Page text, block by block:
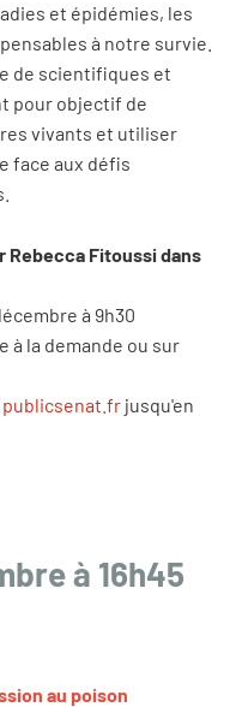
et épidémies, les
à notre survie.
de scientifiques et
pour objectif de
vivants et utiliser
face aux défis
Rebecca Fitoussi dans
à 9h30
à la demande ou sur
publicsenat.fr jusqu'en
à 16h45
au poison